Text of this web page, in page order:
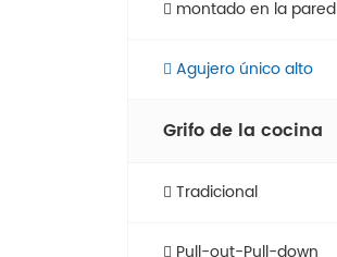
montado en la pared
Agujero único alto
Grifo de la cocina
Tradicional